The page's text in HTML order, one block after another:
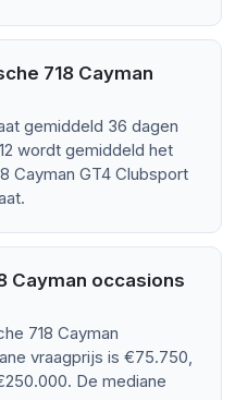
718 Cayman
gemiddeld 36 dagen
wordt gemiddeld het
Cayman GT4 Clubsport
Cayman occasions
718 Cayman
vraagprijs is €75.750,
De mediane